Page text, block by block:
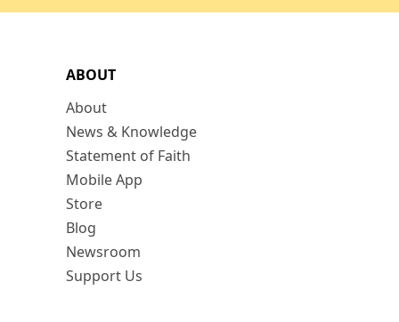
ABOUT
About
News & Knowledge
Statement of Faith
Mobile App
Store
Blog
Newsroom
Support Us